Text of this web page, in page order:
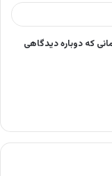
که دوباره دیدگاهی